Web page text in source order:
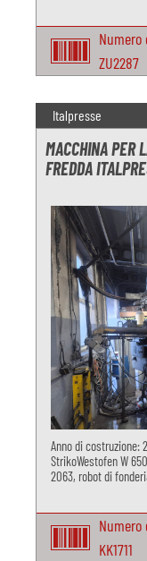
ZU2287
Italpresse
MACCHINA PER
FREDDA
Anno di costruzione:
StrikoWestofen W
2063, robot di
KK1711